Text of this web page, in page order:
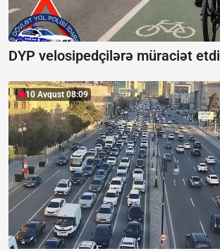
DYP velosipedçilərə müraciət etdi
10 Avqust 08:09